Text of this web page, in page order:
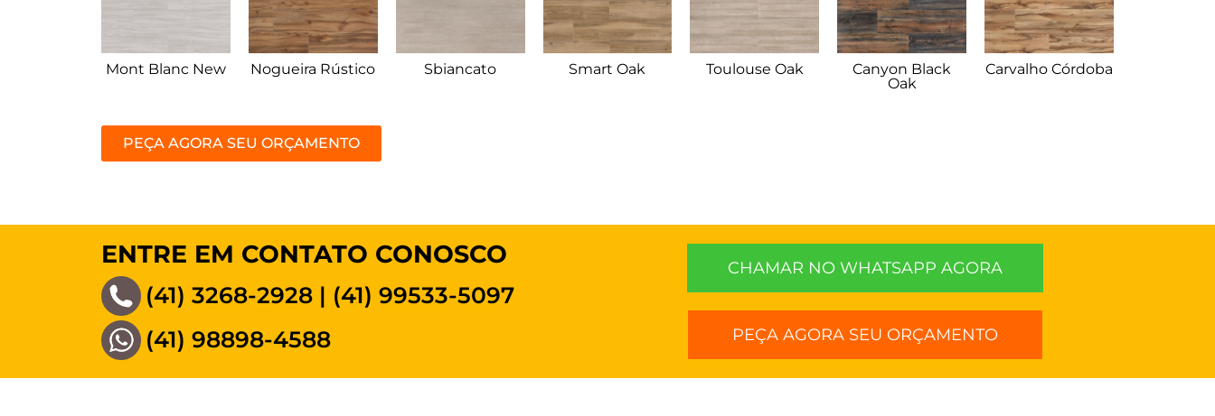
Mont Blanc New Nogueira Rústico Sbiancato Smart Oak Toulouse Oak
Canyon Black
Oak
Carvalho Córdoba
PEÇA AGORA SEU ORÇAMENTO
ENTRE EM CONTATO CONOSCO
(41) 3268-2928 | (41) 99533-5097
(41) 98898-4588
CHAMAR NO WHATSAPP AGORA
PEÇA AGORA SEU ORÇAMENTO